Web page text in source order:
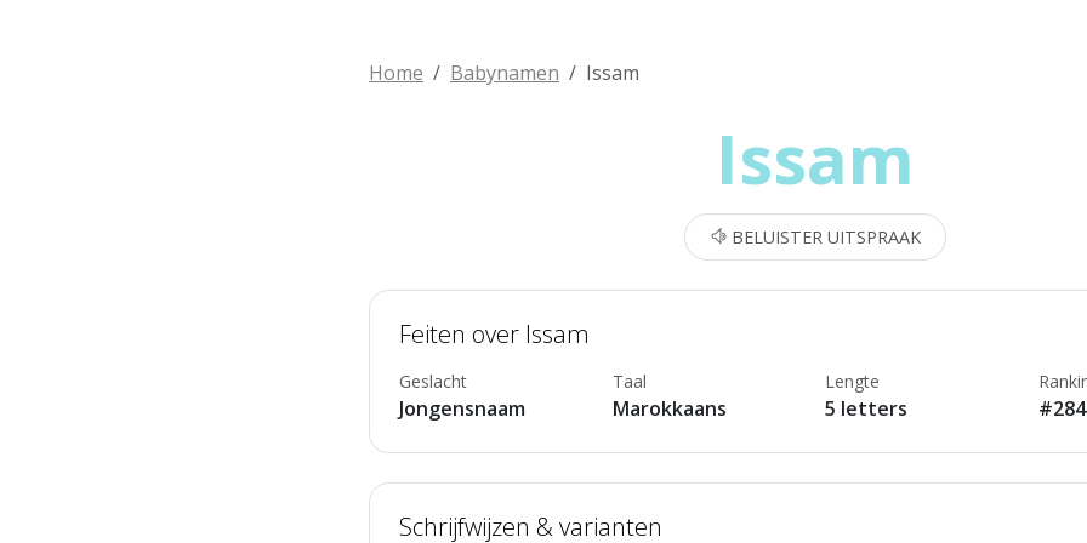
Home Babynamen Issam
Issam
BELUISTER UITSPRAAK
Feiten over Issam
Geslacht
Jongensnaam
Taal
Marokkaans
Lengte
5 letters
Schrijfwijzen & varianten